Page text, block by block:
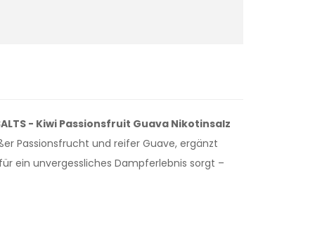
SALTS - Kiwi Passionsfruit Guava Nikotinsalz
Passionsfrucht und reifer Guave, ergänzt
ein unvergessliches Dampferlebnis sorgt –